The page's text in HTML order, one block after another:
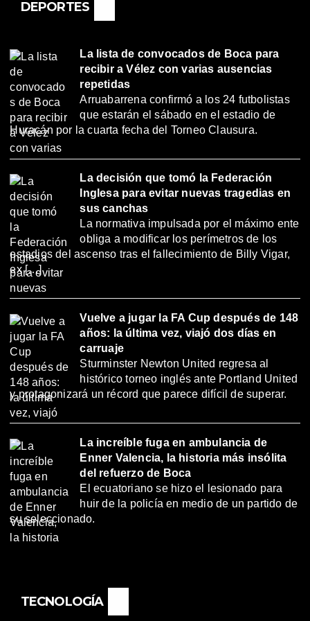
DEPORTES
La lista de convocados de Boca para
recibir a Vélez con varias ausencias
repetidas
Arruabarrena confirmó a los 24 futbolistas
que estarán el sábado en el estadio de
Huracán por la cuarta fecha del Torneo Clausura.
La decisión que tomó la Federación
Inglesa para evitar nuevas tragedias en
sus canchas
La normativa impulsada por el máximo ente
obliga a modificar los perímetros de los
estadios del ascenso tras el fallecimiento de Billy Vigar,
ex […]
Vuelve a jugar la FA Cup después de 148
años: la última vez, viajó dos días en
carruaje
Sturminster Newton United regresa al
histórico torneo inglés ante Portland United
y protagonizará un récord que parece difícil de superar.
La increíble fuga en ambulancia de
Enner Valencia, la historia más insólita
del refuerzo de Boca
El ecuatoriano se hizo el lesionado para
huir de la policía en medio de un partido de
su seleccionado.
TECNOLOGÍA